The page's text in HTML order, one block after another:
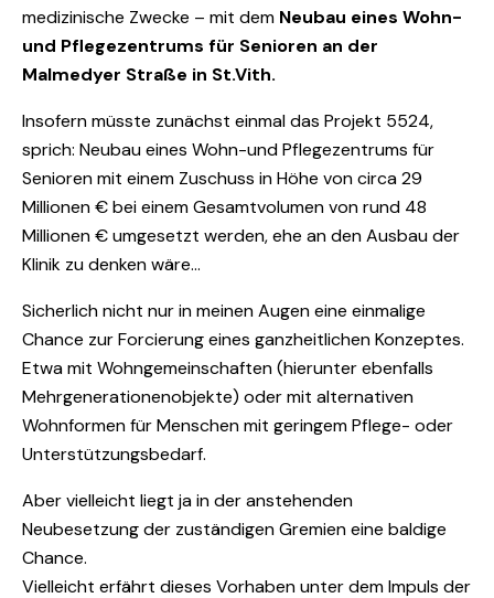
medizinische Zwecke – mit dem Neubau eines Wohn-
und Pflegezentrums für Senioren an der
Malmedyer Straße in St.Vith.
Insofern müsste zunächst einmal das Projekt 5524,
sprich: Neubau eines Wohn-und Pflegezentrums für
Senioren mit einem Zuschuss in Höhe von circa 29
Millionen € bei einem Gesamtvolumen von rund 48
Millionen € umgesetzt werden, ehe an den Ausbau der
Klinik zu denken wäre…
Sicherlich nicht nur in meinen Augen eine einmalige
Chance zur Forcierung eines ganzheitlichen Konzeptes.
Etwa mit Wohngemeinschaften (hierunter ebenfalls
Mehrgenerationenobjekte) oder mit alternativen
Wohnformen für Menschen mit geringem Pflege- oder
Unterstützungsbedarf.
Aber vielleicht liegt ja in der anstehenden
Neubesetzung der zuständigen Gremien eine baldige
Chance.
Vielleicht erfährt dieses Vorhaben unter dem Impuls der